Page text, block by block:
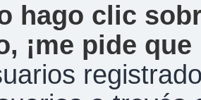
hago clic
¡me pide